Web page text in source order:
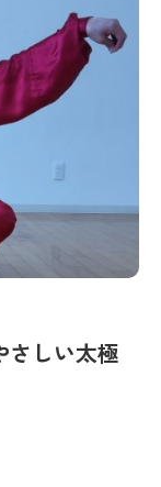
しい太極